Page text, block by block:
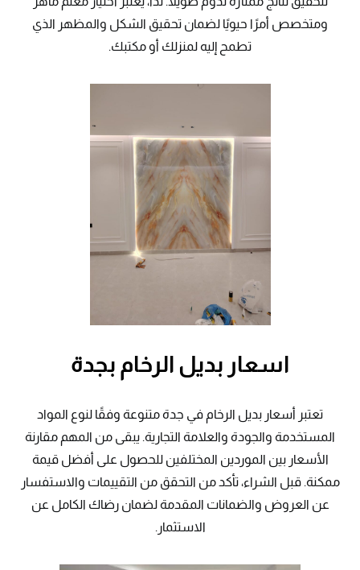
ومتخصص أمرًا حيويًا لضمان تحقيق الشكل والمظهر الذي
تطمح إليه لمنزلك أو مكتبك.
اسعار بديل الرخام بجدة
تعتبر أسعار بديل الرخام في جدة متنوعة وفقًا لنوع المواد
المستخدمة والجودة والعلامة التجارية. يبقى من المهم مقارنة
الأسعار بين الموردين المختلفين للحصول على أفضل قيمة
ممكنة. قبل الشراء، تأكد من التحقق من التقييمات والاستفسار
عن العروض والضمانات المقدمة لضمان رضاك الكامل عن
الاستثمار.